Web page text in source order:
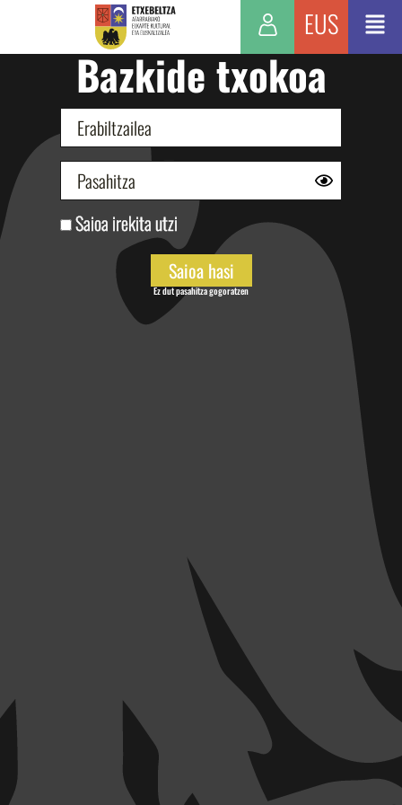
EUS
Bazkide txokoa
Saioa irekita utzi
Ez dut pasahitza gogoratzen